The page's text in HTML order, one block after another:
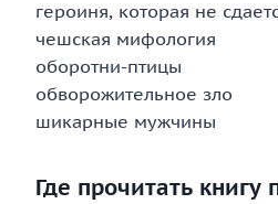
героиня, которая не
чешская мифология
оборотни-птицы
обворожительное зло
шикарные мужчины
Где прочитать книгу